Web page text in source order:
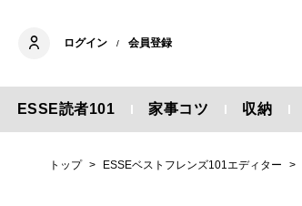
ログイン / 会員登録
ESSE読者101 家事コツ 収納
トップ ESSEベストフレンズ101エディター